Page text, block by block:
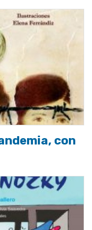
con